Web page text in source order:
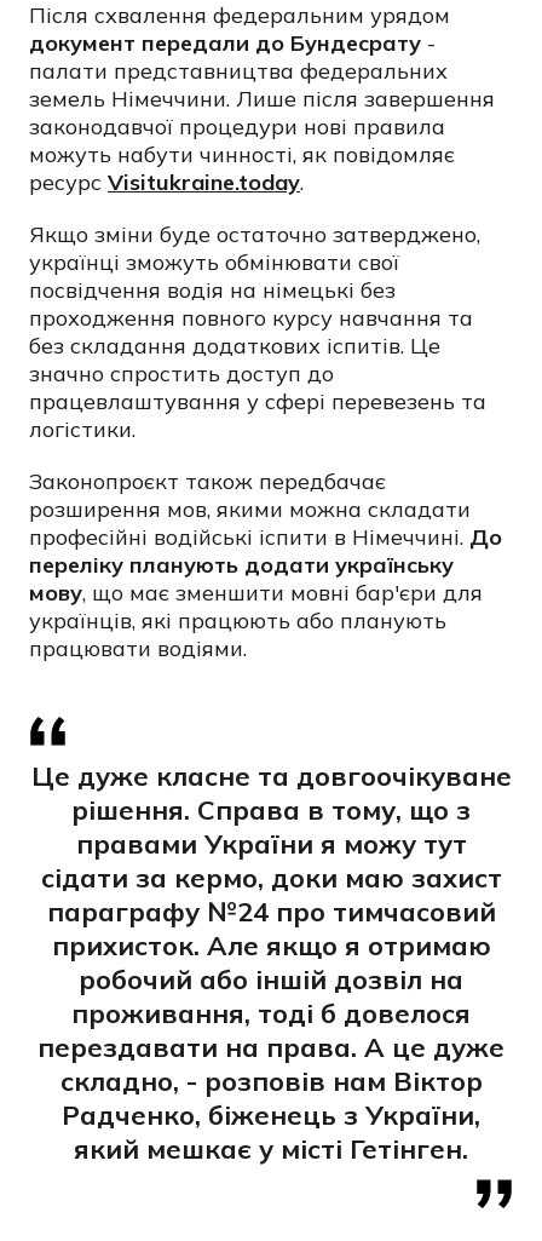
Після схвалення федеральним урядом
документ передали до Бундесрату -
палати представництва федеральних
земель Німеччини. Лише після завершення
законодавчої процедури нові правила
можуть набути чинності, як повідомляє
ресурс Visitukraine.today.
Якщо зміни буде остаточно затверджено,
українці зможуть обмінювати свої
посвідчення водія на німецькі без
проходження повного курсу навчання та
без складання додаткових іспитів. Це
значно спростить доступ до
працевлаштування у сфері перевезень та
логістики.
Законопроєкт також передбачає
розширення мов, якими можна складати
професійні водійські іспити в Німеччині. До
переліку планують додати українську
мову, що має зменшити мовні бар'єри для
українців, які працюють або планують
працювати водіями.
Це дуже класне та довгоочікуване
рішення. Справа в тому, що з
правами України я можу тут
сідати за кермо, доки маю захист
параграфу №24 про тимчасовий
прихисток. Але якщо я отримаю
робочий або іншій дозвіл на
проживання, тоді б довелося
перездавати на права. А це дуже
складно, - розповів нам Віктор
Радченко, біженець з України,
який мешкає у місті Гетінген.